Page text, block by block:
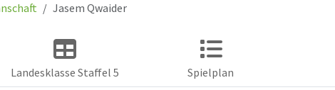
Jasem Qwaider
Landesklasse Staffel 5 Spielplan